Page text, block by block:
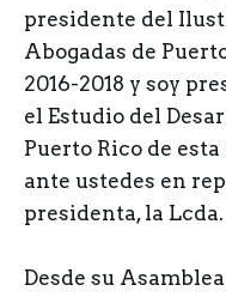
presidente del
Abogadas de
2016-2018 y soy
el Estudio del
Puerto Rico de
ante ustedes en
presidenta, la
Desde su